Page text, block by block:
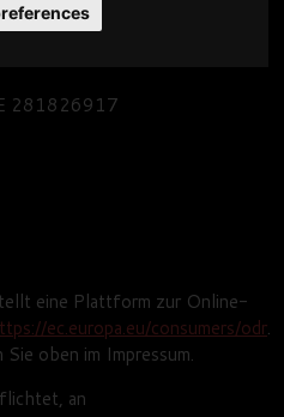
281826917
eine Plattform zur Online-
ec.europa.eu/consumers/odr.
oben im Impressum.
an